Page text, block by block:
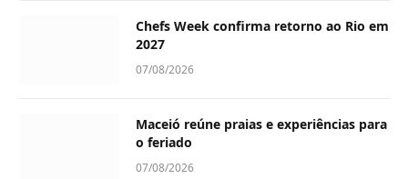
Chefs Week confirma retorno ao Rio em
2027
07/08/2026
Maceió reúne praias e experiências para
o feriado
07/08/2026